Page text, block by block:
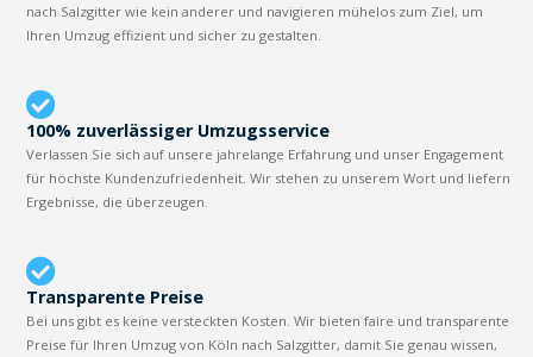
nach Salzgitter wie kein anderer und navigieren mühelos zum Ziel, um
Ihren Umzug effizient und sicher zu gestalten.
100% zuverlässiger Umzugsservice
Verlassen Sie sich auf unsere jahrelange Erfahrung und unser Engagement
für höchste Kundenzufriedenheit. Wir stehen zu unserem Wort und liefern
Ergebnisse, die überzeugen.
Transparente Preise
Bei uns gibt es keine versteckten Kosten. Wir bieten faire und transparente
Preise für Ihren Umzug von Köln nach Salzgitter, damit Sie genau wissen,